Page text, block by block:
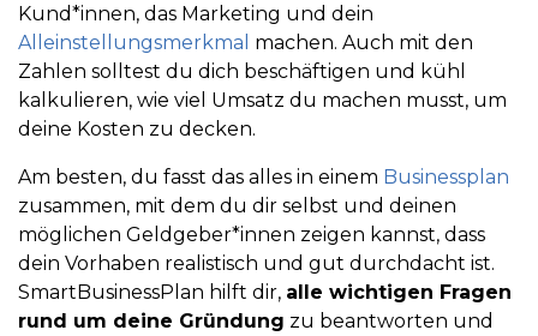
Kund*innen, das Marketing und dein
Alleinstellungsmerkmal machen. Auch mit den
Zahlen solltest du dich beschäftigen und kühl
kalkulieren, wie viel Umsatz du machen musst, um
deine Kosten zu decken.
Am besten, du fasst das alles in einem Businessplan
zusammen, mit dem du dir selbst und deinen
möglichen Geldgeber*innen zeigen kannst, dass
dein Vorhaben realistisch und gut durchdacht ist.
SmartBusinessPlan hilft dir, alle wichtigen Fragen
rund um deine Gründung zu beantworten und